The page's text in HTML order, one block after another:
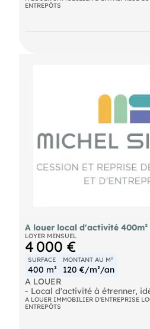
loyer : 2 500€HT/mois +
ENTREPÔTS
A louer local d'activité 400m²
LOYER MENSUEL
4 000 €
SURFACE
400 m²
MONTANT AU M²
120 €/m²/an
A LOUER
- Local d'activité à étrenner,
entreprise en croissance
sur Narbonne. Sa mezzanine
A LOUER IMMOBILIER D'ENTREPRISE
ENTREPÔTS